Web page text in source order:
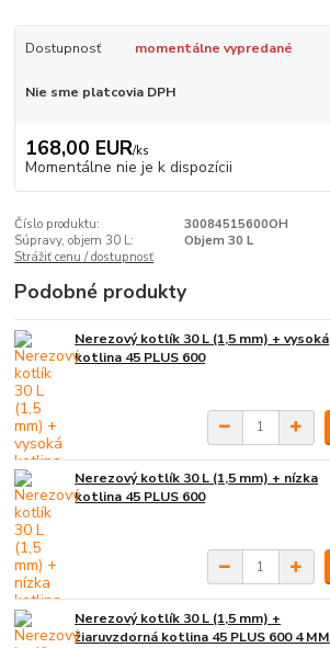
Dostupnosť momentálne vypredané
Nie sme platcovia DPH
168,00 EUR/ks
Momentálne nie je k dispozícii
Číslo produktu:
30084515600OH
Súpravy, objem 30 L:
Objem 30 L
Strážiť cenu / dostupnosť
Podobné produkty
Nerezový kotlík 30 L (1,5 mm) + vysoká
kotlina 45 PLUS 600
Nerezový kotlík 30 L (1,5 mm) + nízka
kotlina 45 PLUS 600
Nerezový kotlík 30 L (1,5 mm) +
žiaruvzdorná kotlina 45 PLUS 600 4 MM